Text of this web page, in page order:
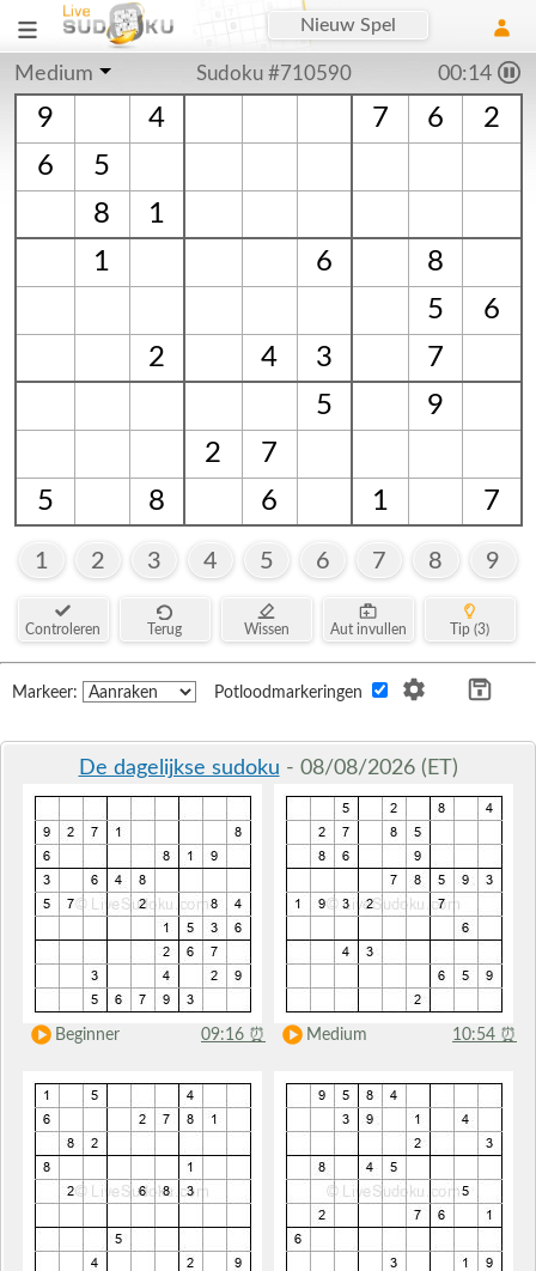
Nieuw Spel
Medium Sudoku #710590 00:15
9 4 7 6
2
6
5
8
1
1
6
8
5
6
2
4 3
7
5
9
2
7
5
8 6 1 7
1 2 3 4 5 6 7 8 9
Controleren Terug Wissen Aut invullen Tip (3)
Markeer: Potloodmarkeringen
De dagelijkse sudoku - 08/08/2026 (ET)
Beginner 09:16 ⏰ Medium 10:54 ⏰